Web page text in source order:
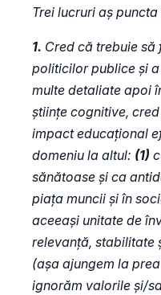
Trei lucruri aș
1. Cred că trebuie
politicilor publice și
multe detaliate apoi
științe cognitive,
impact educațional
domeniu la altul: (1)
sănătoase și ca
piața muncii și în
aceeași unitate de
relevanță, stabilitate
(așa ajungem la
ignorăm valorile și/